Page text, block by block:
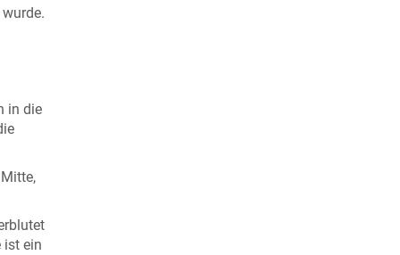
in die
ist ein